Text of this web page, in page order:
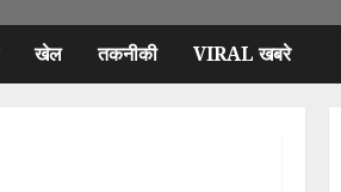
खेल तकनीकी VIRAL खबरे